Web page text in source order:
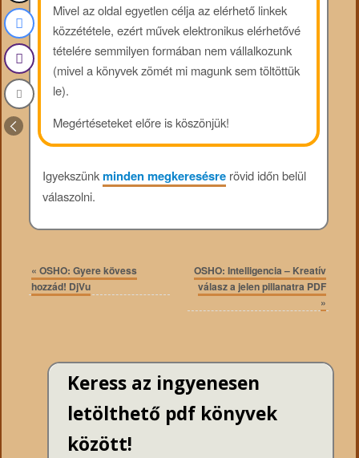
Mivel az oldal egyetlen célja az elérhető linkek
közzététele, ezért művek elektronikus elérhetővé
tételére semmilyen formában nem vállalkozunk
(mivel a könyvek zömét mi magunk sem töltöttük
le).
Megértéseteket előre is köszönjük!
Igyekszünkminden megkeresésrerövid időn belül
válaszolni.
« OSHO: Gyere kövess
hozzád! DjVu
OSHO: Intelligencia – Kreatív
válasz a jelen pillanatra PDF
»
Keress az ingyenesen
letölthető pdf könyvek
között!